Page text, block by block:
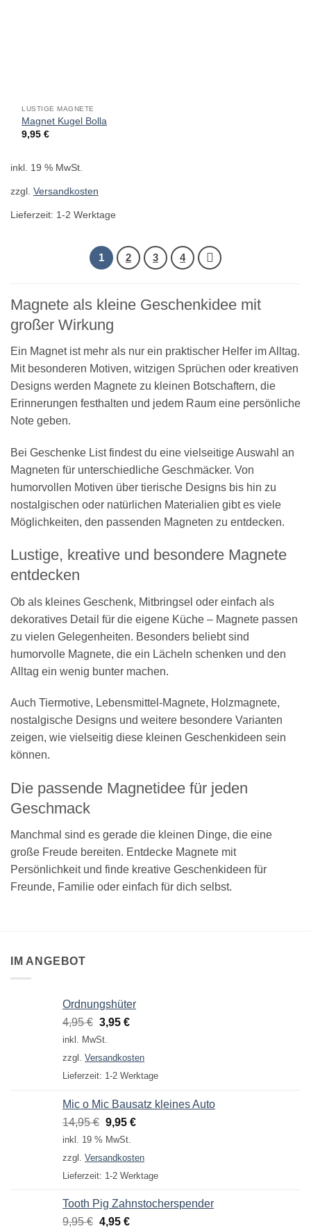
LUSTIGE MAGNETE
Magnet Kugel Bolla
9,95€
inkl. 19 % MwSt.
zzgl. Versandkosten
Lieferzeit: 1-2 Werktage
1 2 3 4
Magnete als kleine Geschenkidee mit
großer Wirkung
Ein Magnet ist mehr als nur ein praktischer Helfer im Alltag.
Mit besonderen Motiven, witzigen Sprüchen oder kreativen
Designs werden Magnete zu kleinen Botschaftern, die
Erinnerungen festhalten und jedem Raum eine persönliche
Note geben.
Bei Geschenke List findest du eine vielseitige Auswahl an
Magneten für unterschiedliche Geschmäcker. Von
humorvollen Motiven über tierische Designs bis hin zu
nostalgischen oder natürlichen Materialien gibt es viele
Möglichkeiten, den passenden Magneten zu entdecken.
Lustige, kreative und besondere Magnete
entdecken
Ob als kleines Geschenk, Mitbringsel oder einfach als
dekoratives Detail für die eigene Küche – Magnete passen
zu vielen Gelegenheiten. Besonders beliebt sind
humorvolle Magnete, die ein Lächeln schenken und den
Alltag ein wenig bunter machen.
Auch Tiermotive, Lebensmittel-Magnete, Holzmagnete,
nostalgische Designs und weitere besondere Varianten
zeigen, wie vielseitig diese kleinen Geschenkideen sein
können.
Die passende Magnetidee für jeden
Geschmack
Manchmal sind es gerade die kleinen Dinge, die eine
große Freude bereiten. Entdecke Magnete mit
Persönlichkeit und finde kreative Geschenkideen für
Freunde, Familie oder einfach für dich selbst.
IM ANGEBOT
Ordnungshüter
4,95€ Ursprünglicher
Preis
4,95 €
3,95 €Aktueller
3,95 €.
inkl. MwSt.
zzgl. Versandkosten
Lieferzeit: 1-2 Werktage
Mic o Mic Bausatz kleines Auto
14,95€ Ursprünglicher
Preis
14,95 €
9,95 €Aktueller
9,95 €.
inkl. 19 % MwSt.
zzgl. Versandkosten
Lieferzeit: 1-2 Werktage
Tooth Pig Zahnstocherspender
9,95€ Ursprünglicher
4,95 €Aktueller